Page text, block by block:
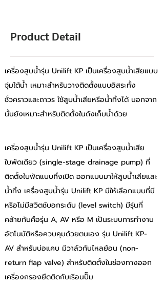
Product Detail
เครื่องสูบน้ำรุ่น Unilift KP เป็นเครื่องสูบน้ำเสียแบบ
จุ่มใต้น้ำ เหมาะสำหรับวางติดตั้งแบบอิสระทั้ง
ชั่วคราวและถาวร ใช้สูบน้ำเสียหรือน้ำทิ้งได้ นอกจาก
นั้นยังเหมาะสำหรับติดตั้งในถังเก็บน้ำด้วย
เครื่องสูบน้ำรุ่น Unilift KP เป็นเครื่องสูบน้ำเสีย
ใบพัดเดียว (single-stage drainage pump) ที่
ติดตั้งใบพัดแบบกึ่งเปิด ออกแบบมาให้สูบน้ำเสียและ
น้ำทิ้ง เครื่องสูบน้ำรุ่น Unilift KP มีให้เลือกแบบที่มี
หรือไม่มีสวิตช์บอกระดับ (level switch) มีรุ่นที่
คล้ายกันคือรุ่น A, AV หรือ M เป็นระบบการทำงาน
อัตโนมัติหรือควบคุมด้วยตนเอง รุ่น Unilift KP-
AV สำหรับบ่อแคบ มีวาล์วกันไหลย้อน (non-
return flap valve) สำหรับติดตั้งในช่องทางออก
เครื่องกรองยึดติดกับเรือนปั๊ม